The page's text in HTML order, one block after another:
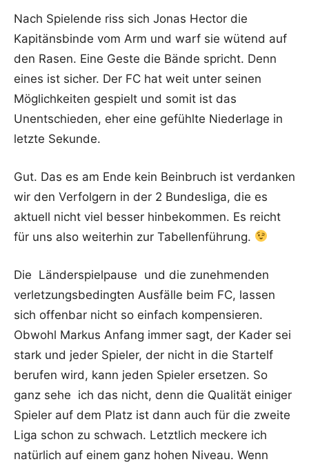
Nach Spielende riss sich Jonas Hector die
Kapitänsbinde vom Arm und warf sie wütend auf
den Rasen. Eine Geste die Bände spricht. Denn
eines ist sicher. Der FC hat weit unter seinen
Möglichkeiten gespielt und somit ist das
Unentschieden, eher eine gefühlte Niederlage in
letzte Sekunde.
Gut. Das es am Ende kein Beinbruch ist verdanken
wir den Verfolgern in der 2 Bundesliga, die es
aktuell nicht viel besser hinbekommen. Es reicht
für uns also weiterhin zur Tabellenführung.
Die Länderspielpause und die zunehmenden
verletzungsbedingten Ausfälle beim FC, lassen
sich offenbar nicht so einfach kompensieren.
Obwohl Markus Anfang immer sagt, der Kader sei
stark und jeder Spieler, der nicht in die Startelf
berufen wird, kann jeden Spieler ersetzen. So
ganz sehe ich das nicht, denn die Qualität einiger
Spieler auf dem Platz ist dann auch für die zweite
Liga schon zu schwach. Letztlich meckere ich
natürlich auf einem ganz hohen Niveau. Wenn